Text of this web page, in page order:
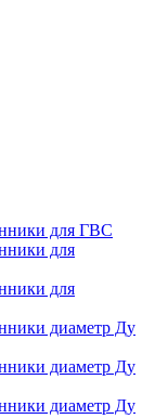
для ГВС
для
для
диаметр Ду
диаметр Ду
диаметр Ду